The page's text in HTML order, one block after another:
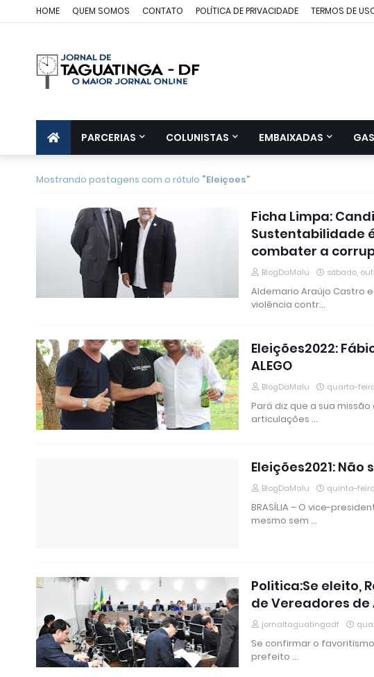
HOME QUEM SOMOS CONTATO POLÍTICA DE PRIVACIDADE TERMOS DE
PARCERIAS COLUNISTAS EMBAIXADAS
Mostrando postagens com o rótulo Eleiçoes
Ficha Limpa:
Sustentabilidade
combater a
BlogDaMalu sábado,
Aldemario Araújo Castro
violência contr…
Eleições2022:
ALEGO
BlogDaMalu quarta-
Pará diz que a sua
articulações …
Eleições2021:
BlogDaMalu quinta-
BRASÍLIA – O vice-
mesmo sem …
Politica:Se eleito,
de Vereadores de
jornaltaguatingadf
Se confirmar o
prefeito …